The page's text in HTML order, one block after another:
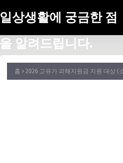
일상생활에 궁금한 점
을 알려드립니다.
홈 2026 고유가 피해지원금 지원 대상 (